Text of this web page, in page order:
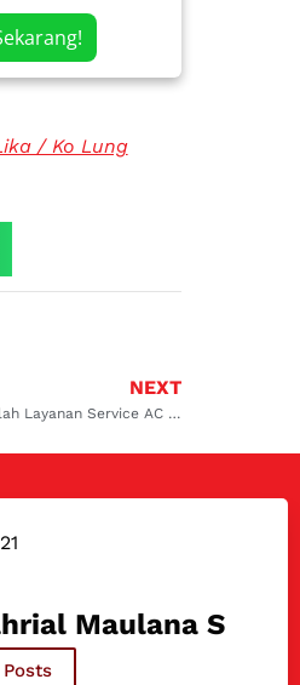
/ Ko Lung
NEXT
Inilah Layanan Service AC Mobil Daihatsu Koja dan Rawamangun untuk Performa Optimal
Maulana S